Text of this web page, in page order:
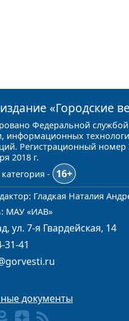
«Городские
Федеральной
информационных
Регистрационный
2018 г.
-
16+
Гладкая Наталия
МАУ «ИАВ»
ул. 7-я Гвардейская, 14
31-41
документы